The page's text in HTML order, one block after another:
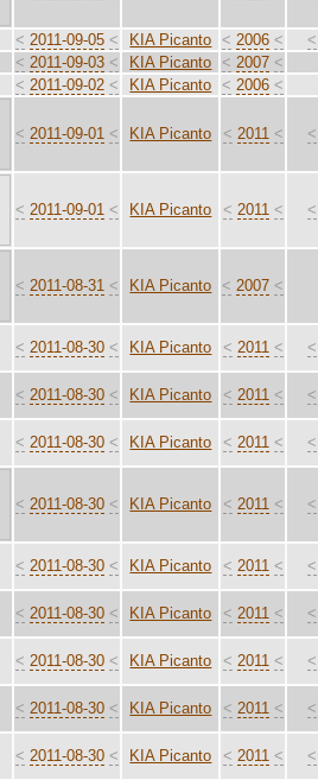
< 2011-09-05 < KIA Picanto < 2006 <
<
< 2011-09-03 < KIA Picanto < 2007 <
< 2011-09-02 < KIA Picanto < 2006 <
< 2011-09-01 < KIA Picanto < 2011 < <
< 2011-09-01 < KIA Picanto < 2011 < <
< 2011-08-31 < KIA Picanto < 2007 <
< 2011-08-30 < KIA Picanto < 2011 < <
< 2011-08-30 < KIA Picanto < 2011 < <
< 2011-08-30 < KIA Picanto < 2011 < <
< 2011-08-30 < KIA Picanto < 2011 < <
< 2011-08-30 < KIA Picanto < 2011 < <
< 2011-08-30 < KIA Picanto < 2011 < <
< 2011-08-30 < KIA Picanto < 2011 < <
< 2011-08-30 < KIA Picanto < 2011 < <
< 2011-08-30 < KIA Picanto < 2011 < <